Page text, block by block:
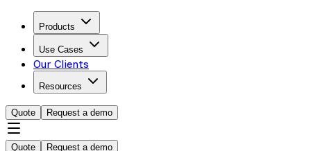
Products
Use Cases
Our Clients
Resources
Quote Request a demo
Quote Request a demo